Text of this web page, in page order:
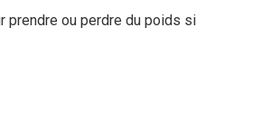
prendre ou perdre du poids si